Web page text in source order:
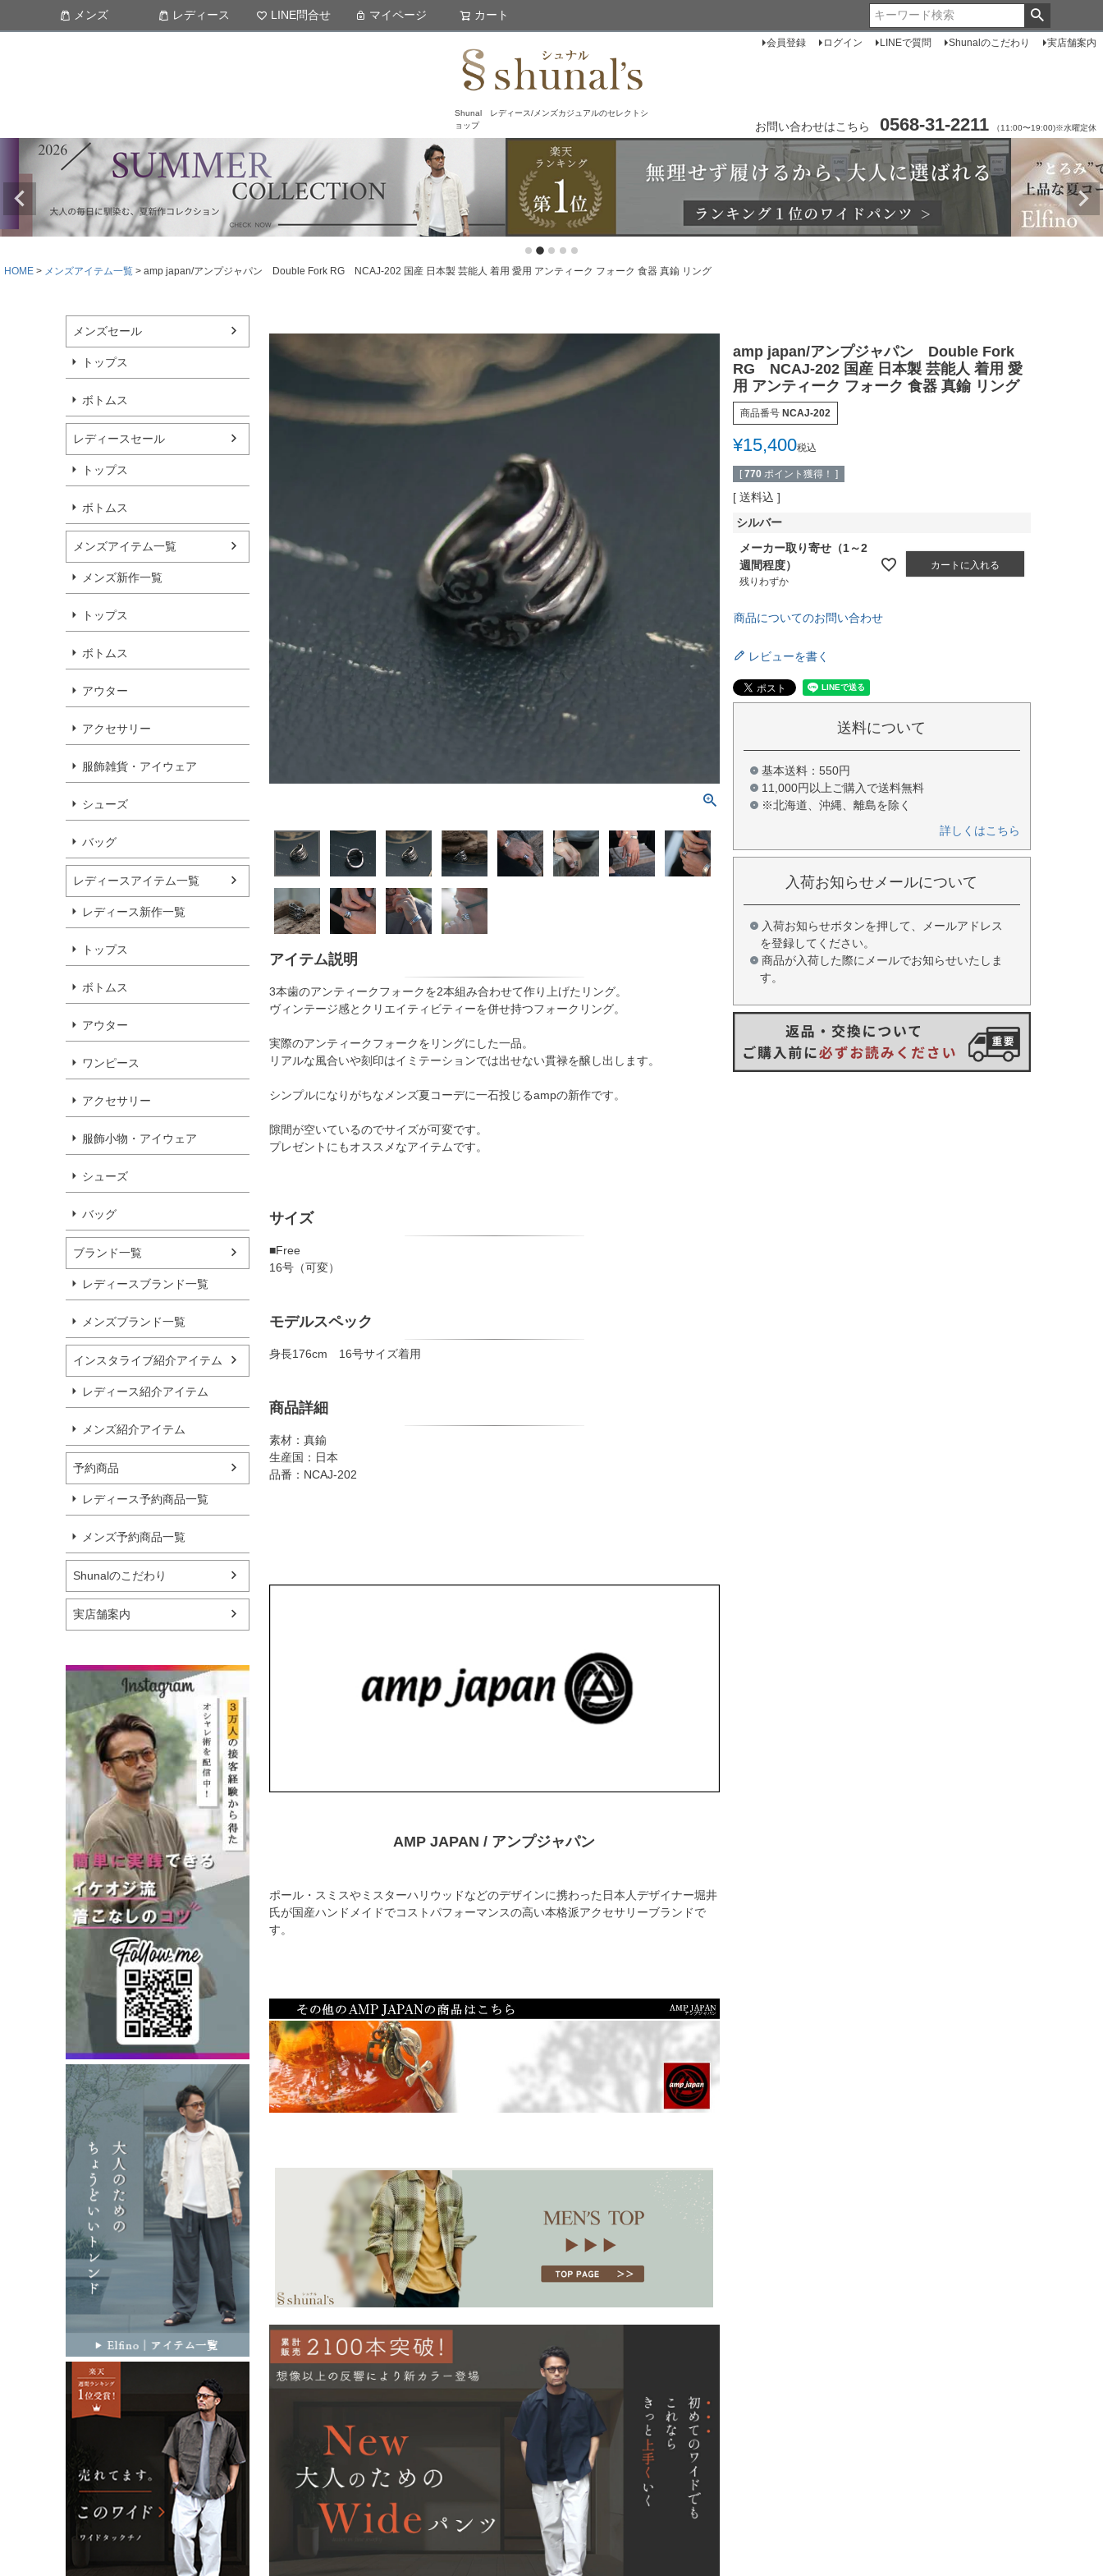
Shunal レディース/メンズカジュアルのセレクトシ
ョップ
会員登録 ログイン LINEで質問 Shunalのこだわり 実店舗案内
お問い合わせはこちら 0568-31-2211 （11:00〜19:00)※水曜定休
メンズ レディース LINE問合せ マイページ カート
HOME メンズアイテム一覧 amp japan/アンプジャパン Double Fork RG NCAJ-202 国産 日本製 芸能人 着用 愛用 アンティーク フォーク 食器 真鍮 リング
メンズセール
トップス
ボトムス
レディースセール
トップス
ボトムス
メンズアイテム一覧
メンズ新作一覧
トップス
ボトムス
アウター
アクセサリー
服飾雑貨・アイウェア
シューズ
バッグ
レディースアイテム一覧
レディース新作一覧
トップス
ボトムス
アウター
ワンピース
アクセサリー
服飾小物・アイウェア
シューズ
バッグ
ブランド一覧
レディースブランド一覧
メンズブランド一覧
インスタライブ紹介アイテム
レディース紹介アイテム
メンズ紹介アイテム
予約商品
レディース予約商品一覧
メンズ予約商品一覧
Shunalのこだわり
実店舗案内
アイテム説明
3本歯のアンティークフォークを2本組み合わせて作り上げたリング。
ヴィンテージ感とクリエイティビティーを併せ持つフォークリング。
実際のアンティークフォークをリングにした一品。
リアルな風合いや刻印はイミテーションでは出せない貫禄を醸し出します。
シンプルになりがちなメンズ夏コーデに一石投じるampの新作です。
隙間が空いているのでサイズが可変です。
プレゼントにもオススメなアイテムです。
サイズ
■Free
16号（可変）
モデルスペック
身長176cm 16号サイズ着用
商品詳細
素材：真鍮
生産国：日本
品番：NCAJ-202
AMP JAPAN / アンプジャパン
ポール・スミスやミスターハリウッドなどのデザインに携わった日本人デザイナー堀井
氏が国産ハンドメイドでコストパフォーマンスの高い本格派アクセサリーブランドで
す。
amp japan/アンプジャパン Double Fork
RG NCAJ-202 国産 日本製 芸能人 着用 愛
用 アンティーク フォーク 食器 真鍮 リング
商品番号 NCAJ-202
¥15,400税込
[ 770 ポイント獲得！ ]
送料込
シルバー
メーカー取り寄せ（1～2
週間程度）
残りわずか
カートに入れる
商品についてのお問い合わせ
レビューを書く
送料について
基本送料：550円
11,000円以上ご購入で送料無料
※北海道、沖縄、離島を除く
詳しくはこちら
入荷お知らせメールについて
入荷お知らせボタンを押して、メールアドレス
を登録してください。
商品が入荷した際にメールでお知らせいたしま
す。